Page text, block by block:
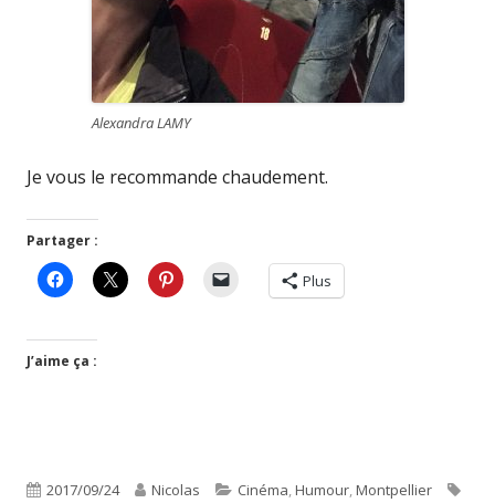
Alexandra LAMY
Je vous le recommande chaudement.
Partager :
Plus
J’aime ça :
Publié
2017/09/24 Auteur
Nicolas Catégories
Cinéma,Humour,Montpellier